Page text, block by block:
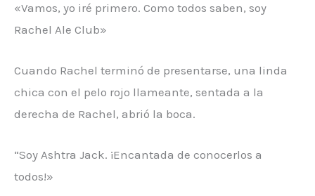
«Vamos, yo iré primero. Como todos saben, soy
Rachel Ale Club»
Cuando Rachel terminó de presentarse, una linda
chica con el pelo rojo llameante, sentada a la
derecha de Rachel, abrió la boca.
“Soy Ashtra Jack. ¡Encantada de conocerlos a
todos!»